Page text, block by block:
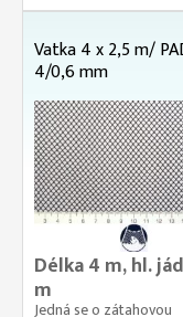
Vatka 4 x 2,5 m/
4/0,6 mm
Délka 4 m, hl.
m
Jedná se o zátahovou